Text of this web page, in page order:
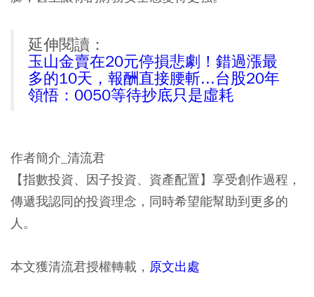
延伸閱讀：
玉山金賣在20元停損悲劇！錯過漲最
多的10天，報酬直接腰斬...台股20年
領悟：0050等待抄底只是虛耗
作者簡介_清流君
【指數投資、因子投資、資產配置】享受創作過程，
傳遞我認同的投資理念，同時希望能幫助到更多的
人。
本文獲清流君授權轉載， 原文出處